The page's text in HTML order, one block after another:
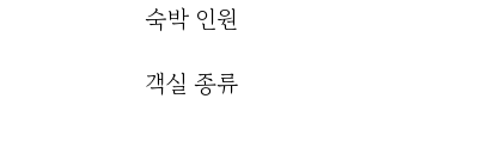
​숙박 인원
​객실 종류